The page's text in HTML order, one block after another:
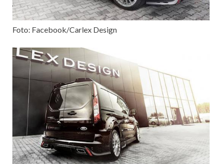
Foto: Facebook/Carlex Design